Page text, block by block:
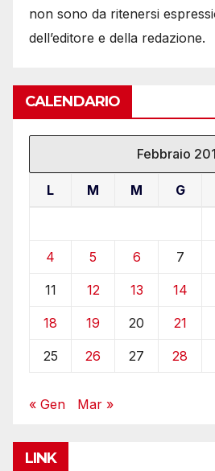
non sono da ritenersi
dell’editore e della redazione.
CALENDARIO
Febbraio
L M M G
4 5 6 7
11 12 13 14
18 19 20 21
25 26 27 28
« Gen Mar »
LINK